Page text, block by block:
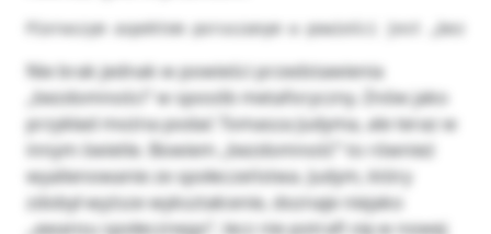
Nie brak jednak w powieści przedstawienia
„bezdomności” w sposób metaforyczny. Znów jako
przykład można podać Tomasza Judyma, ale teraz w
innym świetle. Bowiem „bezdomność” to również
wyalienowanie ze społeczeństwa. Judym, który
zdobył wyższe wykształcenie, doznaje niejako
„awansu społecznego”, lecz nie potrafi się w nowej